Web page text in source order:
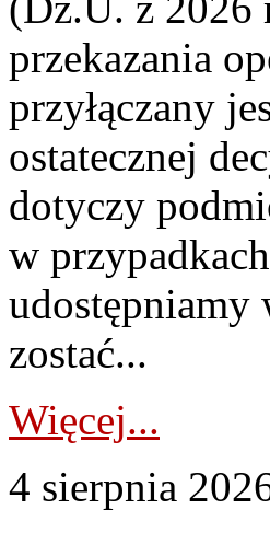
przekazania
przyłączany
ostatecznej
dotyczy
w
udostępniamy
zostać...
Więcej...
4 sierpnia